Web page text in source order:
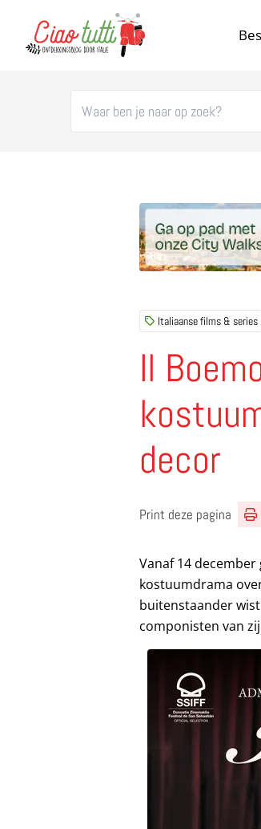
Italiaanse films & series
Il
decor
Print deze pagina
Vanaf 14
kostuumdrama
buitenstaander
componisten van